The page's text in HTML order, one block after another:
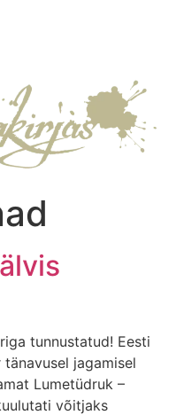
tunnustatud! Eesti
jagamisel
Lumetüdruk –
võitjaks